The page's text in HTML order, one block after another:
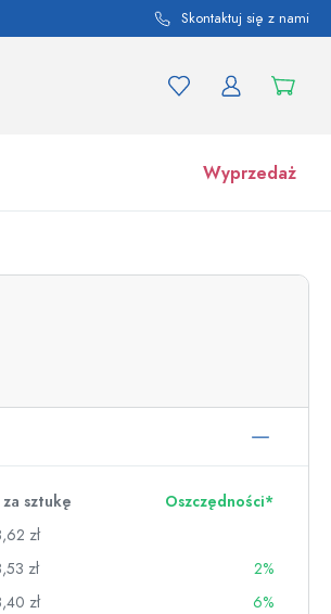
Skontaktuj się z nami
Wyprzedaż
Słoiki
sztukę
Oszczędności*
zł
zł
2%
zł
6%